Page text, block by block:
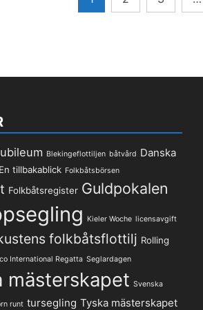
Blekingeflottiljen båtvård Danska
En tillbakablick Folkbåtsbörsen
Folkbåtsregister Guldpokalen
Kieler Woche licensavgift
folkbåtsflottilj Rolling
International Regatta Seglardagen
mästerskapet Svenska
runt tursegling Tyska mästerskapet